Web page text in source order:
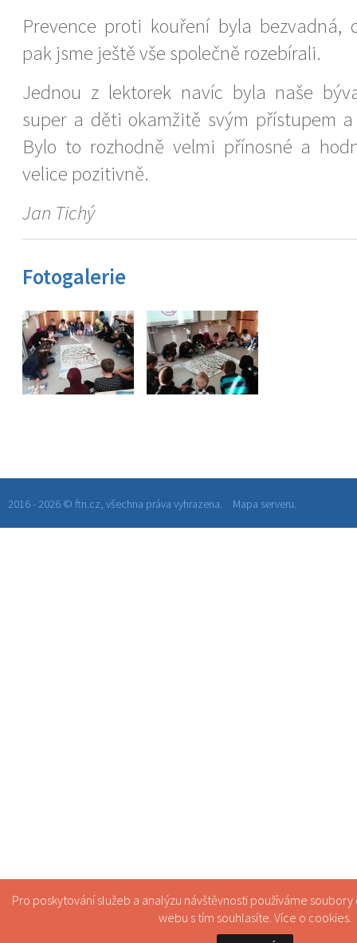
Prevence proti kouření byla bezvadná,
pak jsme ještě vše společně rozebírali.
Jednou z lektorek navíc byla naše
super a děti okamžitě svým přístupem
Bylo to rozhodně velmi přínosné a
velice pozitivně.
Jan Tichý
Fotogalerie
2016 - 2026 © ftn.cz, všechna práva vyhrazena. Mapa serveru.
Pro poskytování služeb a analýzu návštěvnosti používáme
webu s tím souhlasíte. Více o cookies.